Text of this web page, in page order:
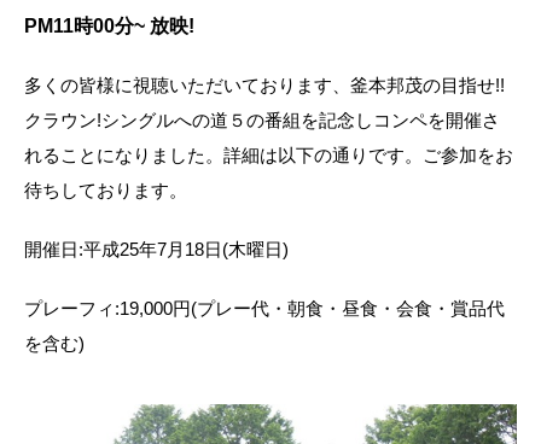
PM11時00分~ 放映!
多くの皆様に視聴いただいております、釜本邦茂の目指せ!!
クラウン!シングルへの道５の番組を記念しコンペを開催さ
れることになりました。詳細は以下の通りです。ご参加をお
待ちしております。
開催日:平成25年7月18日(木曜日)
プレーフィ:19,000円(プレー代・朝食・昼食・会食・賞品代
を含む)